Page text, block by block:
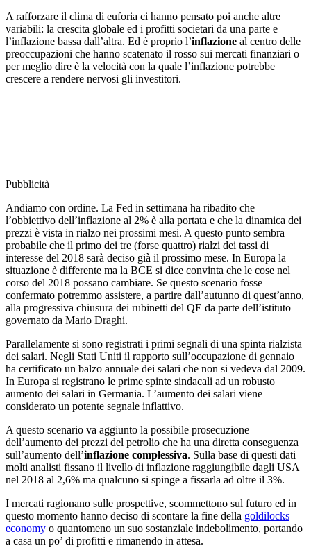
A rafforzare il clima di euforia ci hanno pensato poi anche altre
variabili: la crescita globale ed i profitti societari da una parte e
l’inflazione bassa dall’altra. Ed è proprio l’inflazione al centro delle
preoccupazioni che hanno scatenato il rosso sui mercati finanziari o
per meglio dire è la velocità con la quale l’inflazione potrebbe
crescere a rendere nervosi gli investitori.
Pubblicità
Andiamo con ordine. La Fed in settimana ha ribadito che
l’obbiettivo dell’inflazione al 2% è alla portata e che la dinamica dei
prezzi è vista in rialzo nei prossimi mesi. A questo punto sembra
probabile che il primo dei tre (forse quattro) rialzi dei tassi di
interesse del 2018 sarà deciso già il prossimo mese. In Europa la
situazione è differente ma la BCE si dice convinta che le cose nel
corso del 2018 possano cambiare. Se questo scenario fosse
confermato potremmo assistere, a partire dall’autunno di quest’anno,
alla progressiva chiusura dei rubinetti del QE da parte dell’istituto
governato da Mario Draghi.
Parallelamente si sono registrati i primi segnali di una spinta rialzista
dei salari. Negli Stati Uniti il rapporto sull’occupazione di gennaio
ha certificato un balzo annuale dei salari che non si vedeva dal 2009.
In Europa si registrano le prime spinte sindacali ad un robusto
aumento dei salari in Germania. L’aumento dei salari viene
considerato un potente segnale inflattivo.
A questo scenario va aggiunto la possibile prosecuzione
dell’aumento dei prezzi del petrolio che ha una diretta conseguenza
sull’aumento dell’inflazione complessiva. Sulla base di questi dati
molti analisti fissano il livello di inflazione raggiungibile dagli USA
nel 2018 al 2,6% ma qualcuno si spinge a fissarla ad oltre il 3%.
I mercati ragionano sulle prospettive, scommettono sul futuro ed in
questo momento hanno deciso di scontare la fine della goldilocks
economy o quantomeno un suo sostanziale indebolimento, portando
a casa un po’ di profitti e rimanendo in attesa.